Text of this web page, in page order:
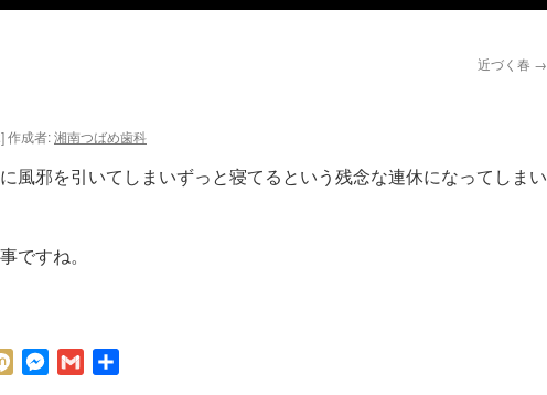
近づく春 →
作成者:湘南つばめ歯科
風邪を引いてしまいずっと寝てるという残念な連休になってしまい
ですね。
Mixi Messenger
Gmail